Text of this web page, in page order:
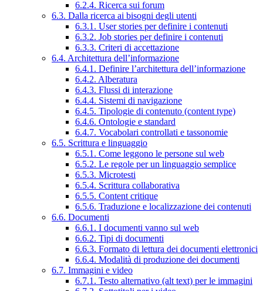
6.2.4. Ricerca sui forum
6.3. Dalla ricerca ai bisogni degli utenti
6.3.1. User stories per definire i contenuti
6.3.2. Job stories per definire i contenuti
6.3.3. Criteri di accettazione
6.4. Architettura dell’informazione
6.4.1. Definire l’architettura dell’informazione
6.4.2. Alberatura
6.4.3. Flussi di interazione
6.4.4. Sistemi di navigazione
6.4.5. Tipologie di contenuto (content type)
6.4.6. Ontologie e standard
6.4.7. Vocabolari controllati e tassonomie
6.5. Scrittura e linguaggio
6.5.1. Come leggono le persone sul web
6.5.2. Le regole per un linguaggio semplice
6.5.3. Microtesti
6.5.4. Scrittura collaborativa
6.5.5. Content critique
6.5.6. Traduzione e localizzazione dei contenuti
6.6. Documenti
6.6.1. I documenti vanno sul web
6.6.2. Tipi di documenti
6.6.3. Formato di lettura dei documenti elettronici
6.6.4. Modalità di produzione dei documenti
6.7. Immagini e video
6.7.1. Testo alternativo (alt text) per le immagini